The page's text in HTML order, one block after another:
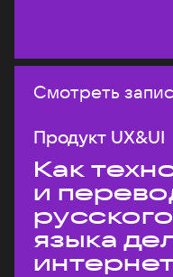
Смотреть
Продукт UX&UI
Как
и
языка